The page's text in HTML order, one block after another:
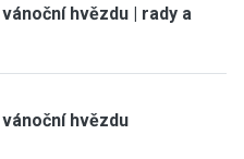
hvězdu | rady a
hvězdu